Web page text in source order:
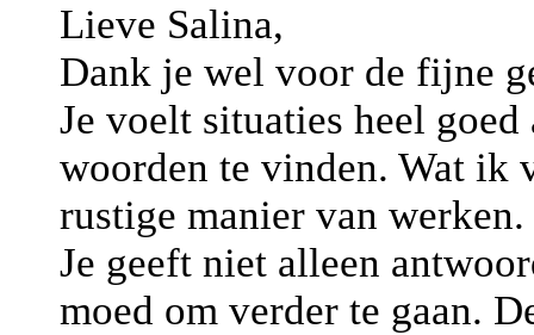
Lieve Salina,
Dank je wel voor de fijne
Je voelt situaties heel
woorden te vinden. Wat ik
rustige manier van werken.
Je geeft niet alleen
moed om verder te gaan.